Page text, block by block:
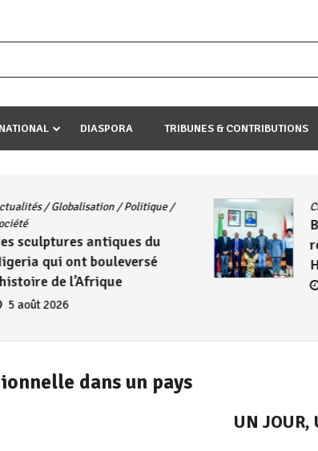
wawe canke igihugu cakwibarutse .Wewe uri ngaha
DIASPORA TRIBUNES & CONTRIBUTIONS
/Globalisation/Politique/
sculptures antiques du
qui ont bouleversé
de l’Afrique
5 août 2026
dans un pays
UN JOUR,